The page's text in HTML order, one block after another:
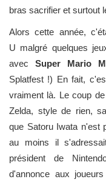
bras sacrifier et surtout
Alors cette année,
U malgré quelques
avec Super Mario
Splatfest !) En fait,
vraiment là. Le coup
Zelda, style de rien,
que Satoru Iwata n'est
au moins il
président de
d'annonce aux